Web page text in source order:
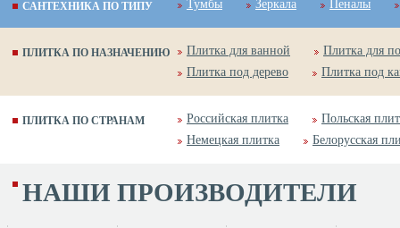
САНТЕХНИКА ПО ТИПУ Тумбы Зеркала Пеналы
ПЛИТКА ПО НАЗНАЧЕНИЮ Плитка для ванной
Плитка для
Плитка под дерево
Плитка под
ПЛИТКА ПО СТРАНАМ Российская плитка
Польская
Немецкая плитка
Белорусская
НАШИ ПРОИЗВОДИТЕЛИ